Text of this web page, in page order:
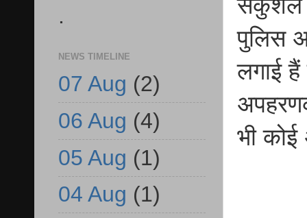
सकुशल
पुलिस
लगाई हैं
भी
.
NEWS TIMELINE
07 Aug (2)
06 Aug (4)
05 Aug (1)
04 Aug (1)